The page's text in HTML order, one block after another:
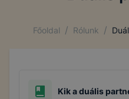
Főoldal / Rólunk /
Kik a duális